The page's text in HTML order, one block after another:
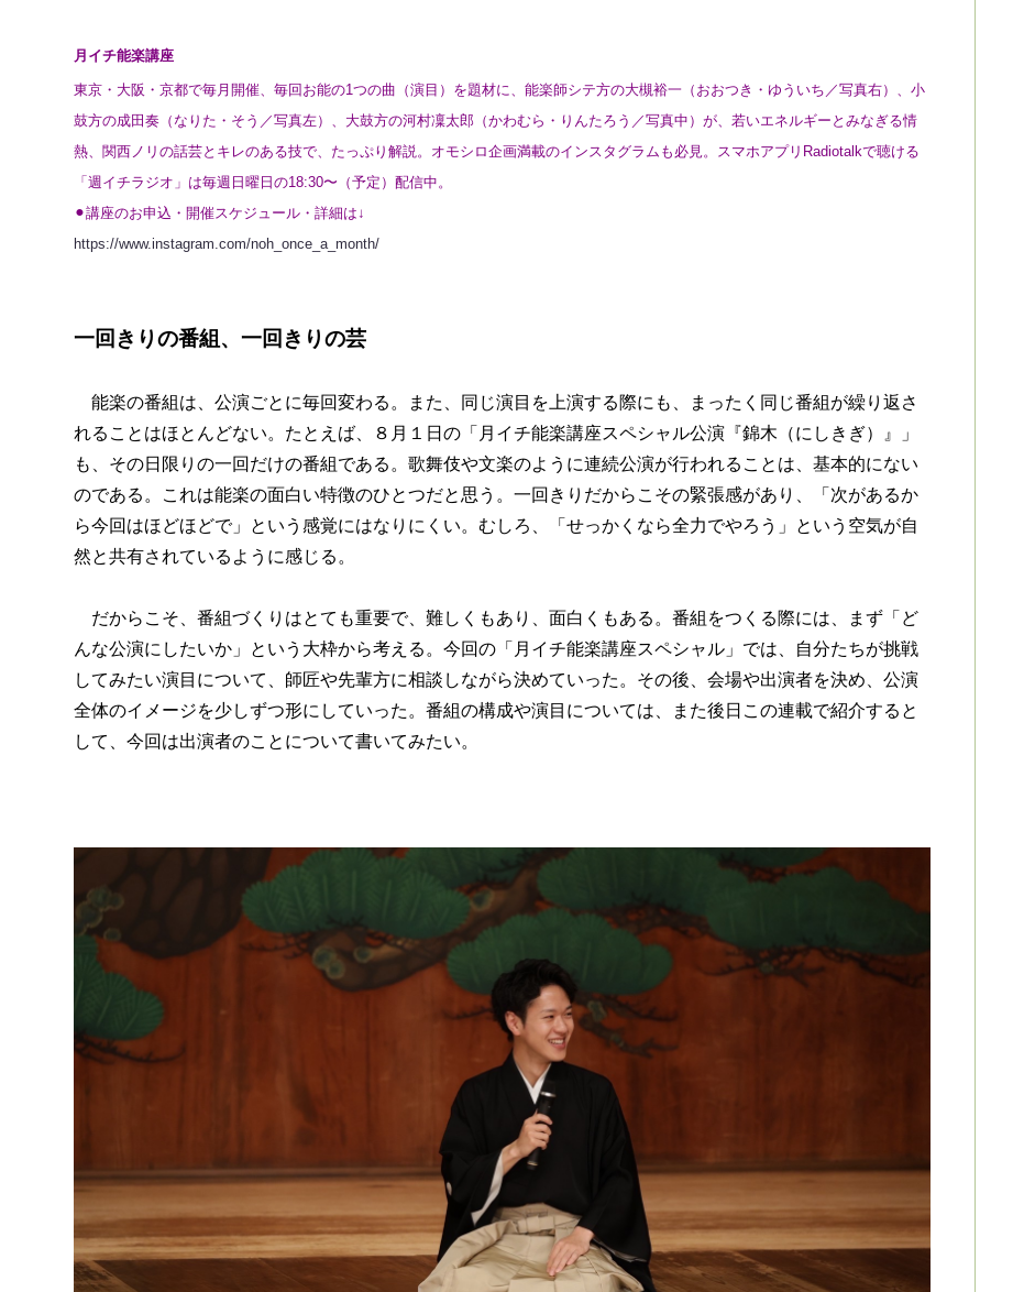
月イチ能楽講座
東京・大阪・京都で毎月開催、毎回お能の1つの曲（演目）を題材に、能楽師シテ方の大槻裕一（おおつき・ゆういち／写真右）、小
鼓方の成田奏（なりた・そう／写真左）、大鼓方の河村凜太郎（かわむら・りんたろう／写真中）が、若いエネルギーとみなぎる情
熱、関西ノリの話芸とキレのある技で、たっぷり解説。オモシロ企画満載のインスタグラムも必見。スマホアプリRadiotalkで聴ける
「週イチラジオ」は毎週日曜日の18:30〜（予定）配信中。
⚫︎講座のお申込・開催スケジュール・詳細は↓
https://www.instagram.com/noh_once_a_month/
一回きりの番組、一回きりの芸
能楽の番組は、公演ごとに毎回変わる。また、同じ演目を上演する際にも、まったく同じ番組が繰り返さ
れることはほとんどない。たとえば、８月１日の「月イチ能楽講座スペシャル公演『錦木（にしきぎ）』」
も、その日限りの一回だけの番組である。歌舞伎や文楽のように連続公演が行われることは、基本的にない
のである。これは能楽の面白い特徴のひとつだと思う。一回きりだからこその緊張感があり、「次があるか
ら今回はほどほどで」という感覚にはなりにくい。むしろ、「せっかくなら全力でやろう」という空気が自
然と共有されているように感じる。
だからこそ、番組づくりはとても重要で、難しくもあり、面白くもある。番組をつくる際には、まず「ど
んな公演にしたいか」という大枠から考える。今回の「月イチ能楽講座スペシャル」では、自分たちが挑戦
してみたい演目について、師匠や先輩方に相談しながら決めていった。その後、会場や出演者を決め、公演
全体のイメージを少しずつ形にしていった。番組の構成や演目については、また後日この連載で紹介すると
して、今回は出演者のことについて書いてみたい。